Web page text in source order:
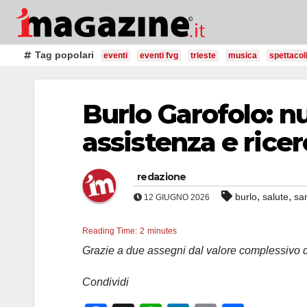
Salta
contenutoTag popolari eventi eventi fvg trieste musica spettacoli
Burlo Garofolo:
assistenza e
redazione
12 GIUGNO 2026 burlo, salute,
Reading Time: 2 minutes
Grazie a due assegni dal valore complessivo
Condividi